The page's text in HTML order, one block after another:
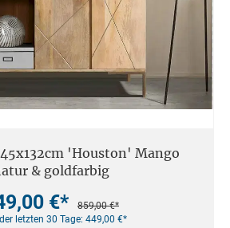
'Houston' Mango
& goldfarbig
€*
859,00 €*
letzten 30 Tage: 449,00 €*